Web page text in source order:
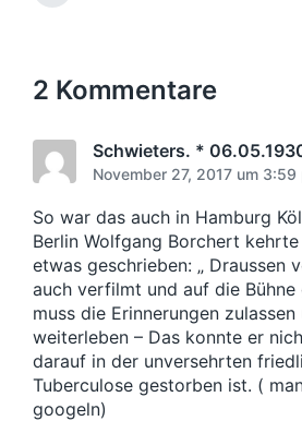
n
c
t
n
h
g
r
B
t
r
a
g
:
s
t
r
B
i
t
r
a
g
:
2 Kommentare
Schwieters. *
November 27, 2017 um 3:59
So war das auch in Hamburg
Berlin Wolfgang Borchert
etwas geschrieben: „ Draussen
auch verfilmt und auf die Bühne
muss die Erinnerungen
weiterleben – Das konnte er
darauf in der unversehrten
Tuberculose gestorben ist. (
googeln)